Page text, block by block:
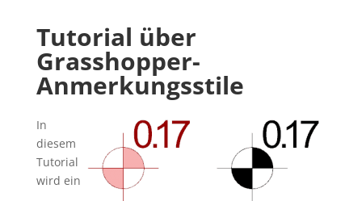
Tutorial über
Grasshopper-
Anmerkungsstile
In
diesem
Tutorial
wird ein